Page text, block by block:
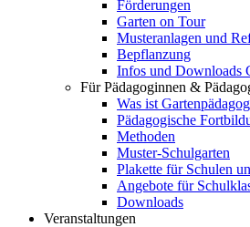
Förderungen
Garten on Tour
Musteranlagen und
Bepflanzung
Infos und Downloads
Für Pädagoginnen &
Was ist
Pädagogische
Methoden
Muster-Schulgarten
Plakette für Schulen
Angebote für
Downloads
Veranstaltungen